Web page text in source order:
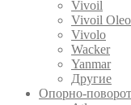
Vivoil
Vivoil
Vivolo
Wacker
Yanmar
Другие
Опорно-